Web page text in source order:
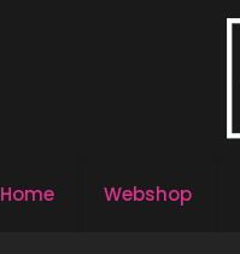
Home Webshop